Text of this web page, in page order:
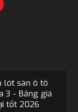
lót sàn ô tô
3 - Bảng giá
tốt 2026